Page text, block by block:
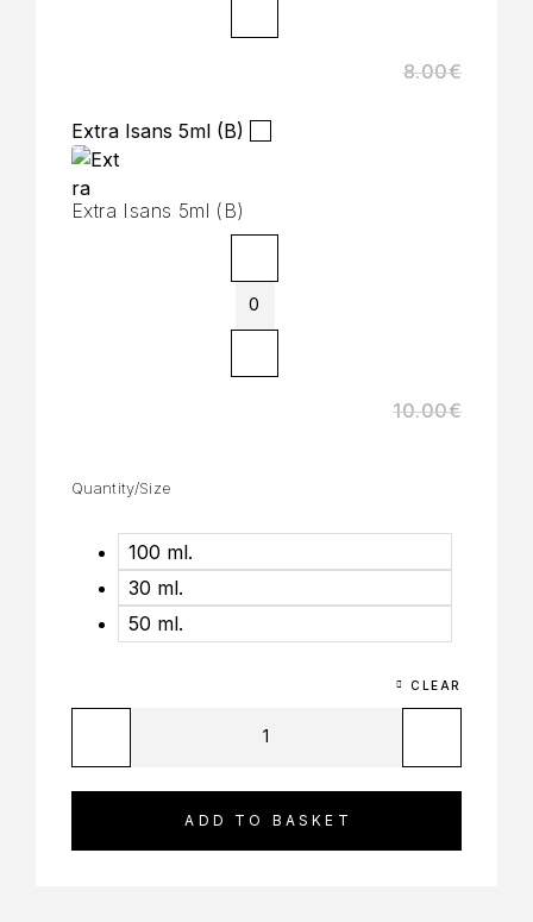
8.00€
Extra Isans 5ml (B)
Extra Isans 5ml (B)
10.00€
Quantity/Size
100 ml.
30 ml.
50 ml.
CLEAR
ADD TO BASKET